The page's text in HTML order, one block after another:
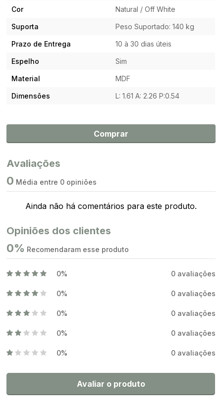
Cor Natural / Off White
Suporta Peso Suportado: 140 kg
Prazo de Entrega 10 à 30 dias úteis
Espelho Sim
Material MDF
Dimensões L: 1.61 A: 2.26 P:0.54
Comprar
Avaliações
0 Média entre 0 opiniões
Ainda não há comentários para este produto.
Opiniões dos clientes
0% Recomendaram esse produto
0% 0 avaliações
0% 0 avaliações
0% 0 avaliações
0% 0 avaliações
0% 0 avaliações
Avaliar o produto